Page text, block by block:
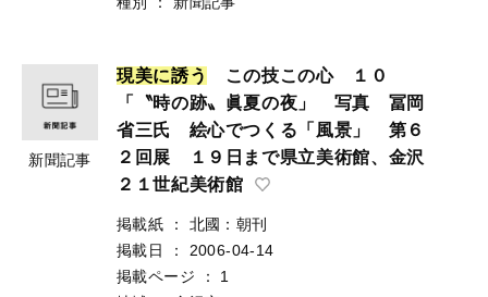
新聞記事
現美に誘う
この技この心 １０
「〝時の跡〟眞夏の夜」 写真 冨岡
省三氏 絵心でつくる「風景」 第６
２回展 １９日まで県立美術館、金沢
２１世紀美術館
掲載紙 ：
北國：朝刊
掲載日
：
2006-04-14
掲載ページ
：
1